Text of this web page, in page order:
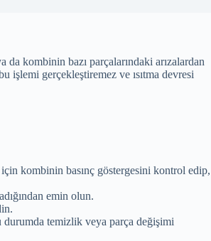
kombinin bazı parçalarındaki arızalardan
işlemi gerçekleştiremez ve ısıtma devresi
kombinin basınç göstergesini kontrol edip,
emin olun.
durumda temizlik veya parça değişimi